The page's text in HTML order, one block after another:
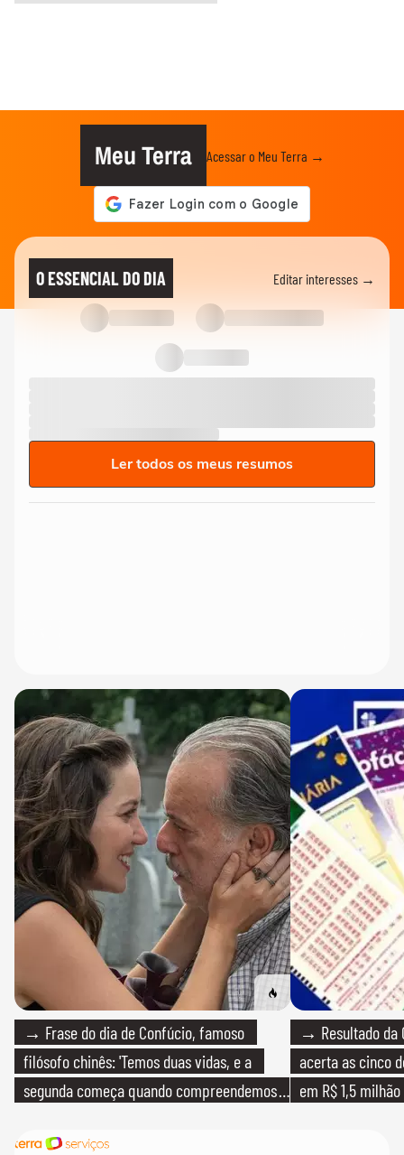
Meu Terra Acessar o Meu Terra →
O ESSENCIAL DO DIA Editar interesses →
Ler todos os meus resumos
→ Frase do dia de Confúcio, famoso
filósofo chinês: 'Temos duas vidas, e a
segunda começa quando compreendemos
→ Resultado da
acerta as cinco
em R$ 1,5 milhão